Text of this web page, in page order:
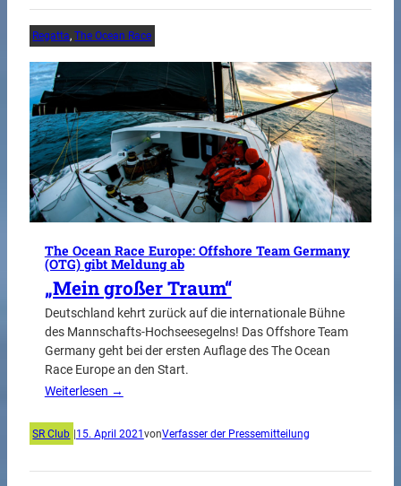
Regatta, The Ocean Race
The Ocean Race Europe: Offshore Team Germany
(OTG) gibt Meldung ab
„Mein großer Traum“
Deutschland kehrt zurück auf die internationale Bühne
des Mannschafts-Hochseesegelns! Das Offshore Team
Germany geht bei der ersten Auflage des The Ocean
Race Europe an den Start.
Weiterlesen →
SR Club |15. April 2021vonVerfasser der Pressemitteilung